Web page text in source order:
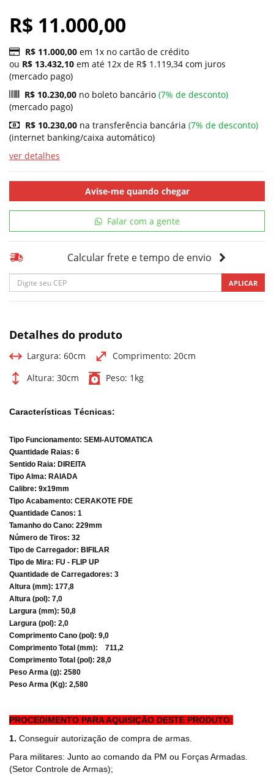
R$ 11.000,00
R$ 11.000,00 em 1x no cartão de crédito
ou R$ 13.432,10 em até 12x de R$ 1.119,34 com juros
(mercado pago)
R$ 10.230,00 no boleto bancário (7% de desconto)
(mercado pago)
R$ 10.230,00 na transferência bancária (7% de desconto)
(internet banking/caixa automático)
ver detalhes
Avise-me quando chegar
Falar com a gente
Calcular frete e tempo de envio
APLICAR
Detalhes do produto
Largura: 60cm Comprimento: 20cm
Altura: 30cm Peso: 1kg
Características Técnicas:
Tipo Funcionamento: SEMI-AUTOMATICA
Quantidade Raias: 6
Sentido Raia: DIREITA
Tipo Alma: RAIADA
Calibre: 9x19mm
Tipo Acabamento: CERAKOTE FDE
Quantidade Canos: 1
Tamanho do Cano: 229mm
Número de Tiros: 32
Tipo de Carregador: BIFILAR
Tipo de Mira: FU - FLIP UP
Quantidade de Carregadores: 3
Altura (mm): 177,8
Altura (pol): 7,0
Largura (mm): 50,8
Largura (pol): 2,0
Comprimento Cano (pol): 9,0
Comprimento Total (mm): 711,2
Comprimento Total (pol): 28,0
Peso Arma (g): 2580
Peso Arma (Kg): 2,580
PROCEDIMENTO PARA AQUISIÇÃO DESTE PRODUTO:
1. Conseguir autorização de compra de armas.
Para militares: Junto ao comando da PM ou Forças Armadas.
(Setor Controle de Armas);